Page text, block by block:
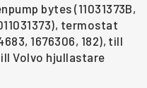
bytes (11031373B,
termostat
1676306, 182), till
Volvo hjullastare